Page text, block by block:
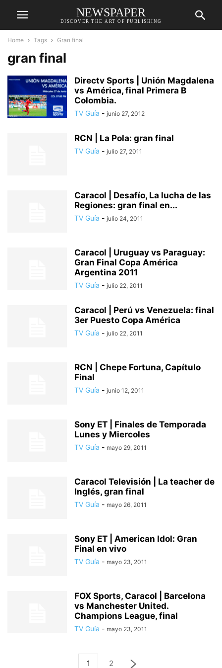
NEWSPAPER
DISCOVER THE ART OF PUBLISHING
Home Tags Gran final
gran final
Directv Sports | Unión Magdalena
vs América, final Primera B
Colombia.
TV Guía - junio 27, 2012
RCN | La Pola: gran final
TV Guía - julio 27, 2011
Caracol | Desafío, La lucha de las
Regiones: gran final en...
TV Guía - julio 24, 2011
Caracol | Uruguay vs Paraguay:
Gran Final Copa América
Argentina 2011
TV Guía - julio 22, 2011
Caracol | Perú vs Venezuela: final
3er Puesto Copa América
TV Guía - julio 22, 2011
RCN | Chepe Fortuna, Capítulo
Final
TV Guía - junio 12, 2011
Sony ET | Finales de Temporada
Lunes y Miercoles
TV Guía - mayo 29, 2011
Caracol Televisión | La teacher de
Inglés, gran final
TV Guía - mayo 26, 2011
Sony ET | American Idol: Gran
Final en vivo
TV Guía - mayo 23, 2011
FOX Sports, Caracol | Barcelona
vs Manchester United.
Champions League, final
TV Guía - mayo 23, 2011
1 2